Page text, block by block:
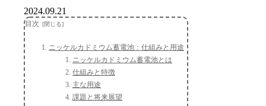
2024.09.21
目次
ニッケルカドミウム蓄電池：仕組みと用途
ニッケルカドミウム蓄電池とは
仕組みと特徴
主な用途
課題と将来展望